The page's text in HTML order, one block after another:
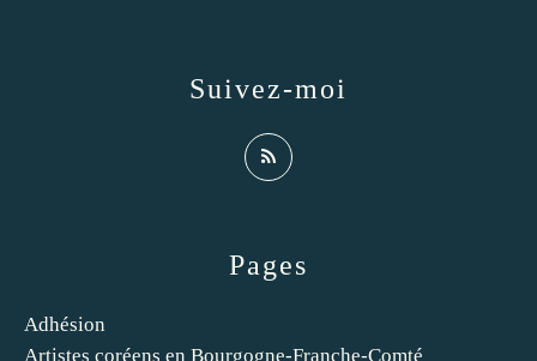
Pages
Adhésion
Artistes coréens en Bourgogne-Franche-Comté
Suivez-moi